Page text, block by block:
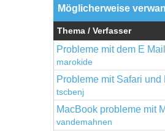
Möglicherweise
Thema / Verfasser
Probleme mit dem E
marokide
Probleme mit Safari und
tscbenj
MacBook probleme mit
vandemahnen